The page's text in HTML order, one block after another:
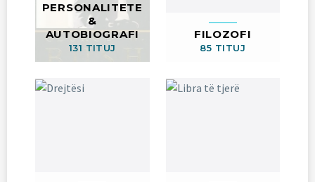
PERSONALITETE
&
AUTOBIOGRAFI
131 TITUJ
FILOZOFI
85 TITUJ